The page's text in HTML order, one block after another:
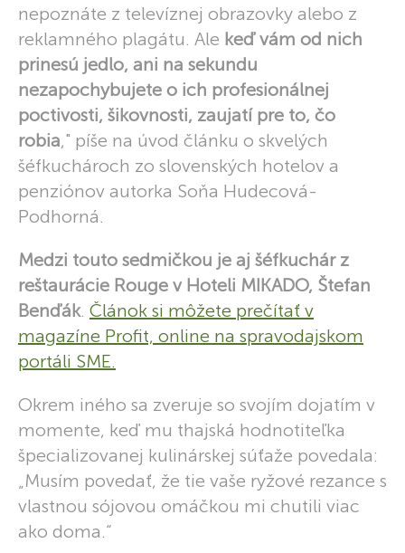
nepoznáte z televíznej obrazovky alebo z
reklamného plagátu. Ale keď vám od nich
prinesú jedlo, ani na sekundu
nezapochybujete o ich profesionálnej
poctivosti, šikovnosti, zaujatí pre to, čo
robia," píše na úvod článku o skvelých
šéfkuchároch zo slovenských hotelov a
penziónov autorka Soňa Hudecová-
Podhorná.
Medzi touto sedmičkou je aj šéfkuchár z
reštaurácie Rouge v Hoteli MIKADO, Štefan
Benďák. Článok si môžete prečítať v
magazíne Profit, online na spravodajskom
portáli SME.
Okrem iného sa zveruje so svojím dojatím v
momente, keď mu thajská hodnotiteľka
špecializovanej kulinárskej súťaže povedala:
„Musím povedať, že tie vaše ryžové rezance s
vlastnou sójovou omáčkou mi chutili viac
ako doma.“